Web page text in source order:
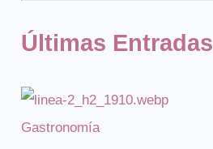
Últimas Entradas
Gastronomía